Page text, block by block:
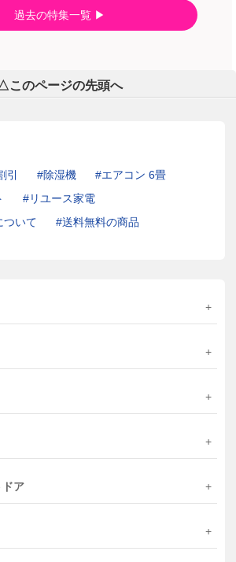
過去の特集一覧
このページの先頭へ
引
除湿機
エアコン 6畳
リユース家電
ついて
送料無料の商品
ドア